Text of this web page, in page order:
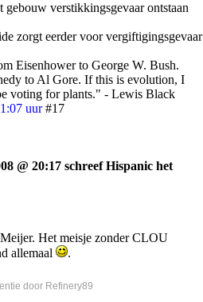
verstikkingsgevaar ontstaan
zorgt eerder voor vergiftigingsgevaar
Eisenhower to George W. Bush.
to Al Gore. If this is evolution, I
voting for plants." - Lewis Black
uur #17
@ 20:17 schreef Hispanic het
Het meisje zonder CLOU
allemaal
.
door Refinery89